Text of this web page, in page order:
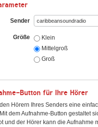
Sender
Größe
Klein
Mittelgroß
Groß
Button für Ihre Hörer
Hörern Ihres Senders eine
dem Aufnahme-Button gestaltet
und der Hörer kann die Aufnahme